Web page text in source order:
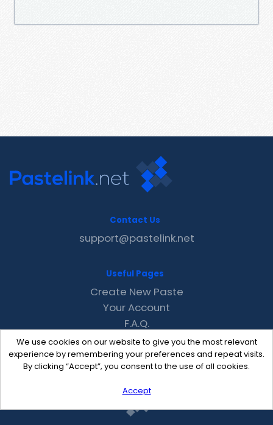
We use cookies on our website to give you the most relevant
experience by remembering your preferences and repeat visits.
By clicking “Accept”, you consent to the use of all cookies.
Accept
Contact Us
support@pastelink.net
Useful Pages
Create New Paste
Your Account
F.A.Q.
Recent
Contact